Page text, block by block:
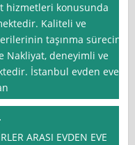
hizmetleri konusunda
Kaliteli ve
taşınma sürecini
Nakliyat, deneyimli ve
İstanbul evden eve
ARASI EVDEN EVE